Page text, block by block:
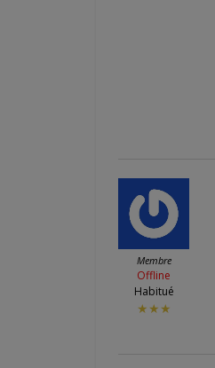
Membre
Offline
Habitué
★★★